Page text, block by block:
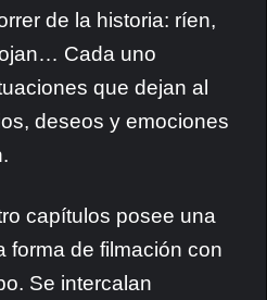
de la historia: ríen,
Cada uno
que dejan al
deseos y emociones
capítulos posee una
forma de filmación con
Se intercalan